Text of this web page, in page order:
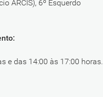
ARCIS), 6º Esquerdo
e das 14:00 às 17:00 horas.